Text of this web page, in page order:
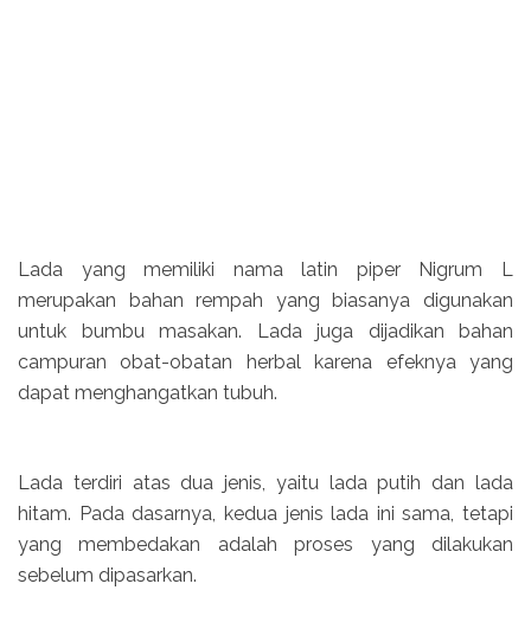
Lada yang memiliki nama latin piper Nigrum L
merupakan bahan rempah yang biasanya digunakan
untuk bumbu masakan. Lada juga dijadikan bahan
campuran obat-obatan herbal karena efeknya yang
dapat menghangatkan tubuh.
Lada terdiri atas dua jenis, yaitu lada putih dan lada
hitam. Pada dasarnya, kedua jenis lada ini sama, tetapi
yang membedakan adalah proses yang dilakukan
sebelum dipasarkan.